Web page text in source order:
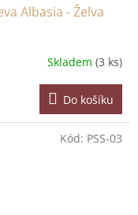
Albasia - Želva
Skladem (3 ks)
Do košíku
Kód: PSS-03